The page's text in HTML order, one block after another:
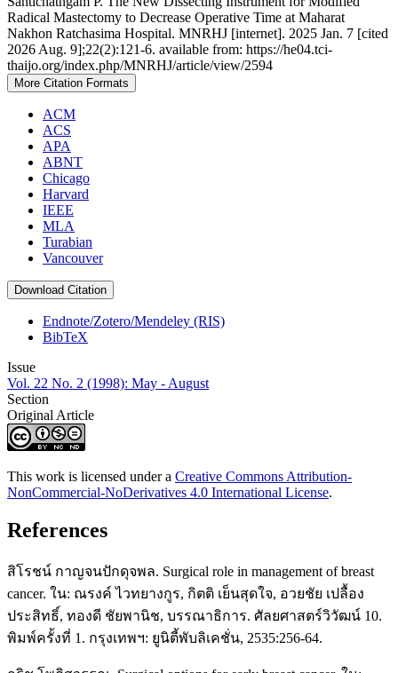
Radical Mastectomy to Decrease Operative Time at Maharat
Nakhon Ratchasima Hospital. MNRHJ [internet]. 2025 Jan. 7 [cited
2026 Aug. 9];22(2):121-6. available from: https://he04.tci-
thaijo.org/index.php/MNRHJ/article/view/2594
More Citation Formats
ACM
ACS
APA
ABNT
Chicago
Harvard
IEEE
MLA
Turabian
Vancouver
Download Citation
Endnote/Zotero/Mendeley (RIS)
BibTeX
Issue
Vol. 22 No. 2 (1998): May - August
Section
Original Article
This work is licensed under a Creative Commons Attribution-
NonCommercial-NoDerivatives 4.0 International License.
References
สิโรชน์ กาญจนปักดุจพล. Surgical role in management of breast
cancer. ใน: ณรงค์ ไวทยางกูร, กิตติ เย็นสุดใจ, อวยชัย เปลื้อง
ประสิทธิ์, ทองดี ชัยพานิช, บรรณาธิการ. ศัลยศาสตร์วิวัฒน์ 10.
พิมพ์ครั้งที่ 1. กรุงเทพฯ: ยูนิตี้พับลิเคชั่น, 2535:256-64.